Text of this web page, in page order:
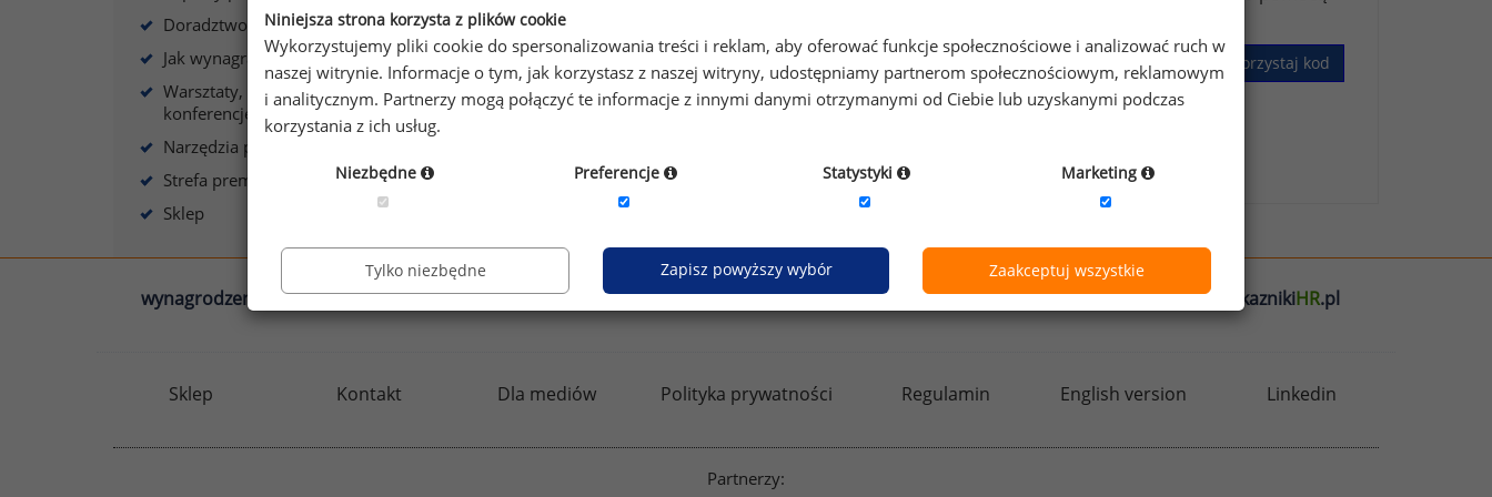
Doradztwo płacowe
Jak wynagradzać?
Warsztaty, szkolenia,
konferencje
Narzędzia płacowe
Strefa premium
Sklep
sprawdzić raporty dla pozostałych.
Wykorzystaj kod
wynagrodzenia.pl sedlak.pl kfw.sedlak.pl rynekpracy.pl raportyplacowe.pl badaniaHR.pl wskaznikiHR.pl
Sklep Kontakt Dla mediów Polityka prywatności Regulamin English version Linkedin
Partnerzy:
Niniejsza strona korzysta z plików cookie
Wykorzystujemy pliki cookie do spersonalizowania treści i reklam, aby oferować funkcje społecznościowe i analizować ruch w
naszej witrynie. Informacje o tym, jak korzystasz z naszej witryny, udostępniamy partnerom społecznościowym, reklamowym
i analitycznym. Partnerzy mogą połączyć te informacje z innymi danymi otrzymanymi od Ciebie lub uzyskanymi podczas
korzystania z ich usług.
Niezbędne Preferencje Statystyki Marketing
Tylko niezbędne Zapisz powyższy wybór Zaakceptuj wszystkie